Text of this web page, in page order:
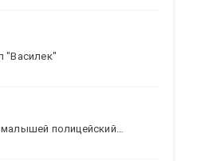
"Василек"
полицейский